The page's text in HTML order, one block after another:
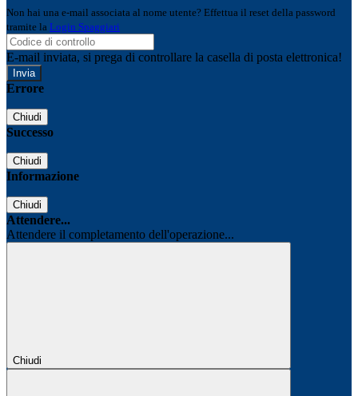
Non hai una e-mail associata al nome utente? Effettua il reset della password
tramite la Login Spaggiari
E-mail inviata, si prega di controllare la casella di posta elettronica!
Errore
Chiudi
Successo
Chiudi
Informazione
Chiudi
Attendere...
Attendere il completamento dell'operazione...
Chiudi